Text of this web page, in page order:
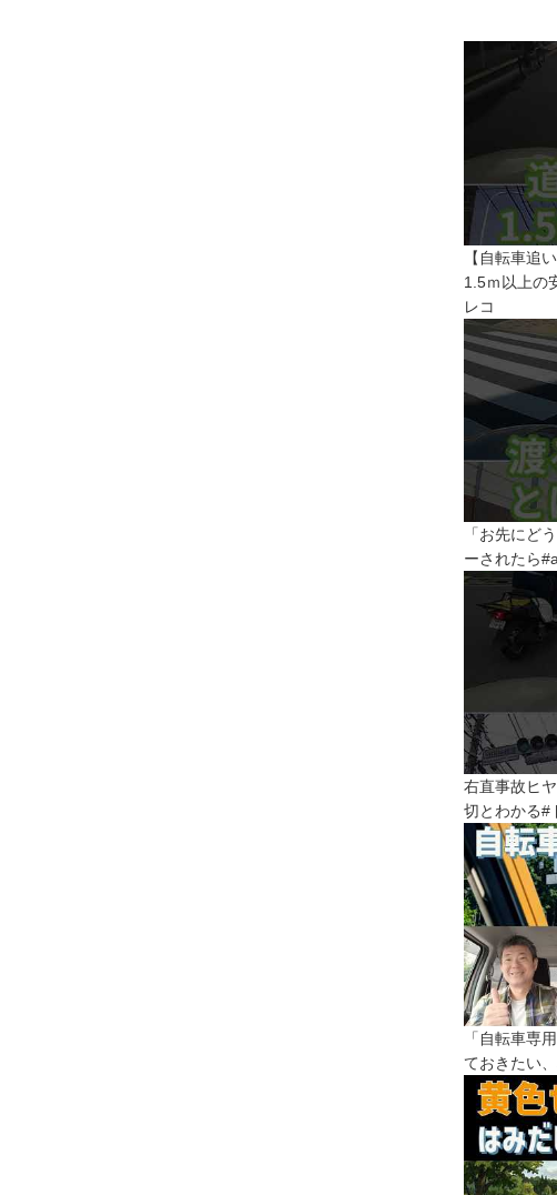
【自転車追
1.5ｍ以上の
レコ
「お先にど
ーされたら
右直事故ヒ
切とわかる#
「自転車専
ておきたい